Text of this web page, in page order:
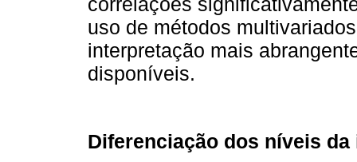
uso de métodos
interpretação mais
disponíveis.
Diferenciação dos níveis da